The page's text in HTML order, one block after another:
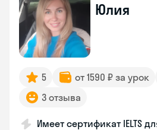
Юлия
5 от 1590 ₽ за урок
3 отзыва
Имеет сертификат IELTS